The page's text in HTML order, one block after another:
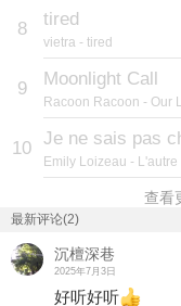
8 tired
vietra - tired
9 Moonlight Call
Racoon Racoon - Our
10 Je ne sais pas
Emily Loizeau -
查看
最新评论(2)
沉檀深巷
2025年7月3日
好听好听